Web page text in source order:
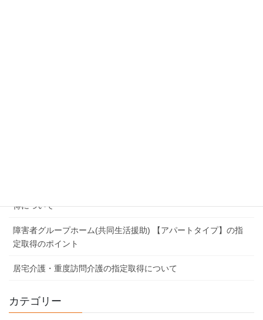
得について
障害者グループホーム(共同生活援助) 【アパートタイプ】の指
定取得のポイント
居宅介護・重度訪問介護の指定取得について
カテゴリー